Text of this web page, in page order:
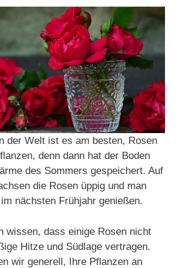
der Welt ist es am besten, Rosen
denn dann hat der Boden
des Sommers gespeichert. Auf
die Rosen üppig und man
nächsten Frühjahr genießen.
wissen, dass einige Rosen nicht
Hitze und Südlage vertragen.
wir generell, Ihre Pflanzen an